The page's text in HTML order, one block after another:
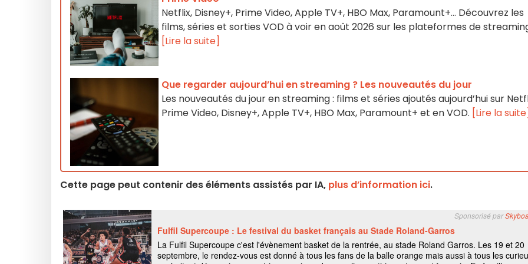
Netflix, Disney+, Prime Video, Apple TV+, HBO Max, Paramount+… Découvrez les
films, séries et sorties VOD à voir en août 2026 sur les plateformes de
[Lire la suite]
Que regarder aujourd’hui en streaming ? Les nouveautés du jour
Les nouveautés du jour en streaming : films et séries ajoutés aujourd’hui sur
Prime Video, Disney+, Apple TV+, HBO Max, Paramount+ et en VOD. [Lire la suite]
Cette page peut contenir des éléments assistés par IA, plus d’information ici.